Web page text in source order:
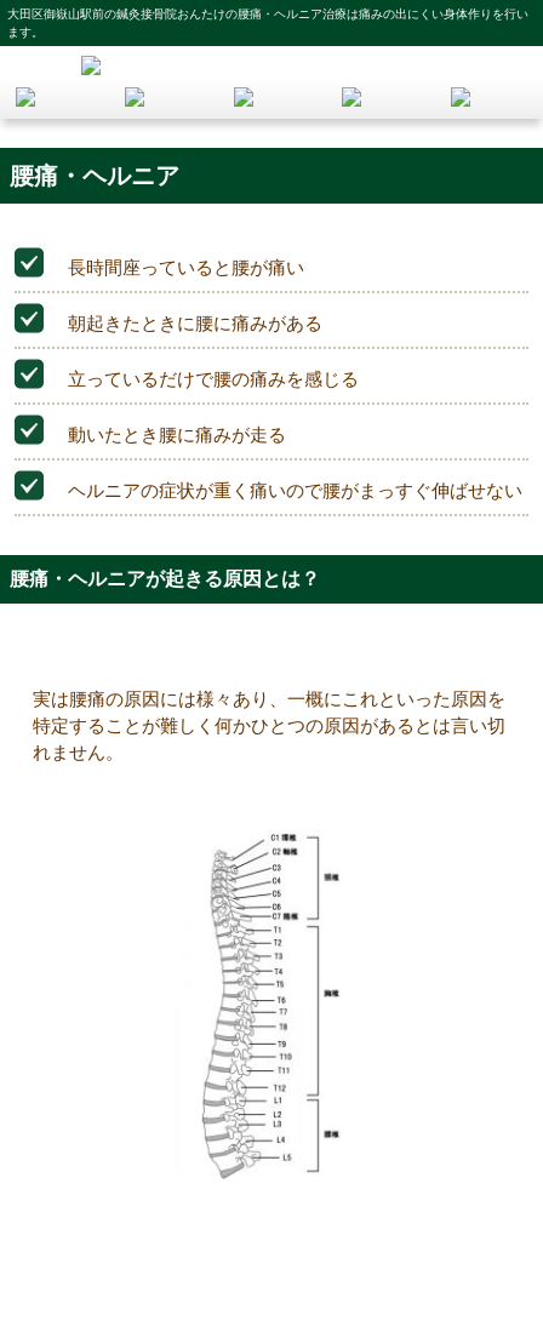
大田区御嶽山駅前の鍼灸接骨院おんたけの腰痛・ヘルニア治療は痛みの出にくい身体作りを行い
ます。
腰痛・ヘルニア
長時間座っていると腰が痛い
朝起きたときに腰に痛みがある
立っているだけで腰の痛みを感じる
動いたとき腰に痛みが走る
ヘルニアの症状が重く痛いので腰がまっすぐ伸ばせない
腰痛・ヘルニアが起きる原因とは？
実は腰痛の原因には様々あり、一概にこれといった原因を
特定することが難しく何かひとつの原因があるとは言い切
れません。